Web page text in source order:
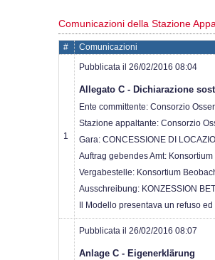
Comunicazioni della Stazione
# Comunicazioni
1
Pubblicata il 26/02/2016 08:04
Allegato C - Dichiarazione
Ente committente: Consorzio
Stazione appaltante: Consorzio
Gara: CONCESSIONE DI
Auftrag gebendes Amt:
Vergabestelle: Konsortium
Ausschreibung: KONZESSION
Il Modello presentava un refuso
Pubblicata il 26/02/2016 08:07
Anlage C - Eigenerklärung